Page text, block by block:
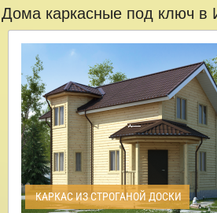
Дома каркасные под ключ
КАРКАС ИЗ СТРОГАНОЙ ДОСКИ